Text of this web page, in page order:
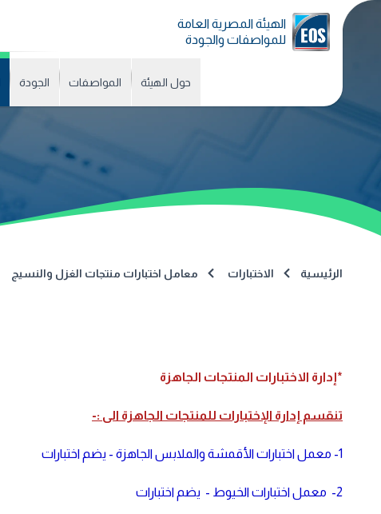
الهيئة المصرية العامة
للمواصفات والجودة
حول الهيئة المواصفات الجودة
الرئيسية الاختبارات معامل اختبارات منتجات الغزل والنسيج
*إدارة الاختبارات المنتجات الجاهزة
تنقسم إدارة الإختبارات للمنتجات الجاهزة الى :-
1- معمل اختبارات الأقمشة والملابس الجاهزة - يضم اختبارات
2- معمل اختبارات الخيوط - يضم اختبارات